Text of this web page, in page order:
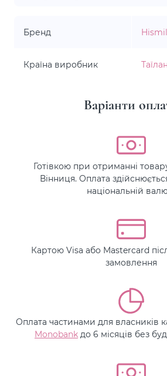
Бренд
Країна виробник
Варіанти
Готівкою при отриманні
Вінниця. Оплата
національній
Картою Visa або Mastercard
замовлення
Оплата частинами для власників
Monobank до 6 місяців без